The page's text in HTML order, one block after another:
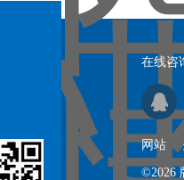
在线咨
网站
©2026